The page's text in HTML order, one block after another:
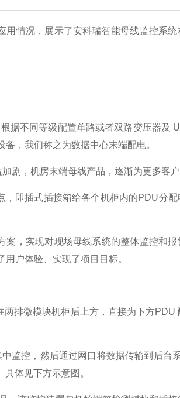
情况，展示了安科瑞智能母线监控系统
不同等级配置单路或者双路变压器及
，我们称之为数据中心末端配电。
，机房末端母线产品，逐渐为更多客户
即插式插接箱给各个机柜内的PDU分配
，实现对现场母线系统的整体监控和报
户体验、实现了项目目标。
排微模块机柜后上方，直接为下方PDU
控，然后通过网口将数据传输到后台
体见下方示意图。